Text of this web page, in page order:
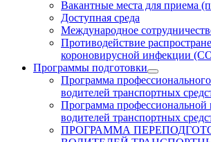
Вакантные места для приема
Доступная среда
Международное
Противодействие
короновирусной инфекции
Программы подготовки
Программа
водителей транспортных
Программа профессиональной
водителей транспортных
ПРОГРАММА